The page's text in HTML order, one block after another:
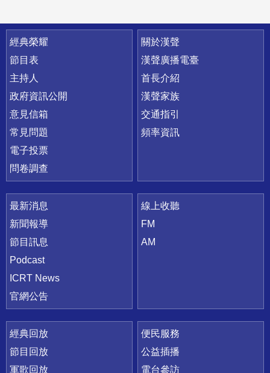
快速連結
經典榮耀
節目表
主持人
政府資訊公開
意見信箱
常見問題
電子投票
問卷調查
關於漢聲
漢聲廣播電臺
首長介紹
漢聲家族
交通指引
頻率資訊
最新消息
新聞報導
節目訊息
Podcast
ICRT News
官網公告
線上收聽
FM
AM
經典回放
節目回放
軍歌回放
便民服務
公益插播
電台參訪